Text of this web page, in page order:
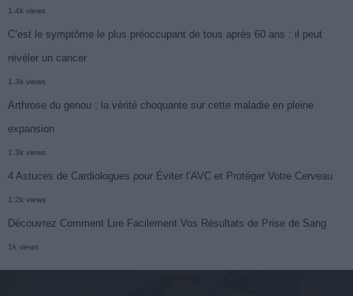
1.4k views
C’est le symptôme le plus préoccupant de tous après 60 ans : il peut
révéler un cancer
1.3k views
Arthrose du genou : la vérité choquante sur cette maladie en pleine
expansion
1.3k views
4 Astuces de Cardiologues pour Éviter l’AVC et Protéger Votre Cerveau
1.2k views
Découvrez Comment Lire Facilement Vos Résultats de Prise de Sang
1k views